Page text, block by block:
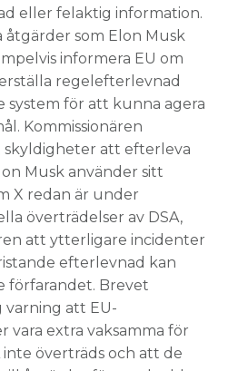
eller felaktig information.
som Elon Musk
informera EU om
regelefterlevnad
för att kunna agera
Kommissionären
skyldigheter att efterleva
Musk använder sitt
X redan är under
överträdelser av DSA,
att ytterligare incidenter
efterlevnad kan
förfarandet. Brevet
varning att EU-
vara extra vaksamma för
överträds och att de